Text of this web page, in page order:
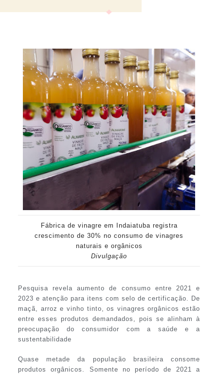
Fábrica de vinagre em Indaiatuba registra
crescimento de 30% no consumo de vinagres
naturais e orgânicos
Divulgação
Pesquisa revela aumento de consumo entre 2021 e
2023 e atenção para itens com selo de certificação. De
maçã, arroz e vinho tinto, os vinagres orgânicos estão
entre esses produtos demandados, pois se alinham à
preocupação do consumidor com a saúde e a
sustentabilidade
Quase metade da população brasileira consome
produtos orgânicos. Somente no período de 2021 a